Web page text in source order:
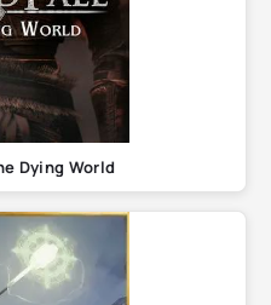
Dying World